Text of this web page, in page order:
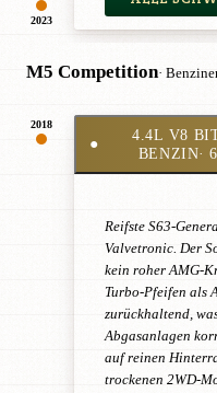
2023
M5 Competition·
2018
●
4.4L V8
BENZIN·
Reifste S63-
Valvetronic. Der
kein roher AMG-
Turbo-Pfeifen als
zurückhaltend,
Abgasanlagen
auf reinen
trockenen 2WD-